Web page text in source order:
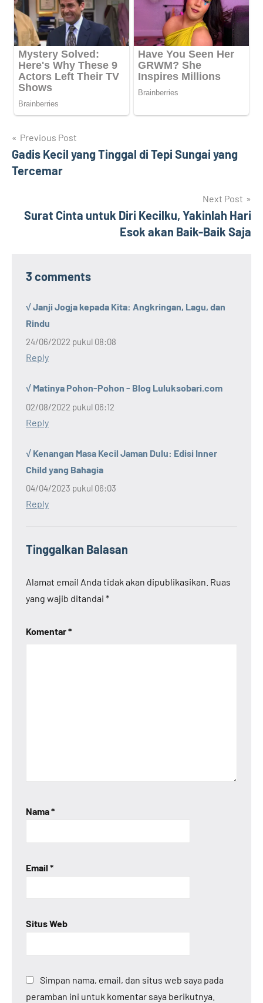
Navigasi
pos
Previous Post
Gadis Kecil yang Tinggal di Tepi Sungai yang
Tercemar
Next Post
Surat Cinta untuk Diri Kecilku, Yakinlah Hari
Esok akan Baik-Baik Saja
3 comments
√ Janji Jogja kepada Kita: Angkringan, Lagu, dan
Rindu
24/06/2022 pukul 08:08
Reply
√ Matinya Pohon-Pohon - Blog Luluksobari.com
02/08/2022 pukul 06:12
Reply
√ Kenangan Masa Kecil Jaman Dulu: Edisi Inner
Child yang Bahagia
04/04/2023 pukul 06:03
Reply
Tinggalkan Balasan
Alamat email Anda tidak akan dipublikasikan. Ruas
yang wajib ditandai *
Komentar*
Nama*
Email *
Situs Web
Simpan nama, email, dan situs web saya pada
peramban ini untuk komentar saya berikutnya.